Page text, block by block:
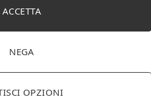
ACCETTA
NEGA
OPZIONI